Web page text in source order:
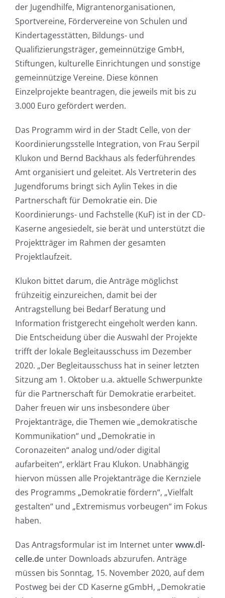
der Jugendhilfe, Migrantenorganisationen,
Sportvereine, Fördervereine von Schulen und
Kindertagesstätten, Bildungs- und
Qualifizierungsträger, gemeinnützige GmbH,
Stiftungen, kulturelle Einrichtungen und sonstige
gemeinnützige Vereine. Diese können
Einzelprojekte beantragen, die jeweils mit bis zu
3.000 Euro gefördert werden.
Das Programm wird in der Stadt Celle, von der
Koordinierungsstelle Integration, von Frau Serpil
Klukon und Bernd Backhaus als federführendes
Amt organisiert und geleitet. Als Vertreterin des
Jugendforums bringt sich Aylin Tekes in die
Partnerschaft für Demokratie ein. Die
Koordinierungs- und Fachstelle (KuF) ist in der CD-
Kaserne angesiedelt, sie berät und unterstützt die
Projektträger im Rahmen der gesamten
Projektlaufzeit.
Klukon bittet darum, die Anträge möglichst
frühzeitig einzureichen, damit bei der
Antragstellung bei Bedarf Beratung und
Information fristgerecht eingeholt werden kann.
Die Entscheidung über die Auswahl der Projekte
trifft der lokale Begleitausschuss im Dezember
2020. „Der Begleitausschuss hat in seiner letzten
Sitzung am 1. Oktober u.a. aktuelle Schwerpunkte
für die Partnerschaft für Demokratie erarbeitet.
Daher freuen wir uns insbesondere über
Projektanträge, die Themen wie „demokratische
Kommunikation“ und „Demokratie in
Coronazeiten“ analog und/oder digital
aufarbeiten“, erklärt Frau Klukon. Unabhängig
hiervon müssen alle Projektanträge die Kernziele
des Programms „Demokratie fördern“, „Vielfalt
gestalten“ und „Extremismus vorbeugen“ im Fokus
haben.
Das Antragsformular ist im Internet unterwww.dl-
celle.deunter Downloads abzurufen. Anträge
müssen bis Sonntag, 15. November 2020, auf dem
Postweg bei der CD Kaserne gGmbH, „Demokratie